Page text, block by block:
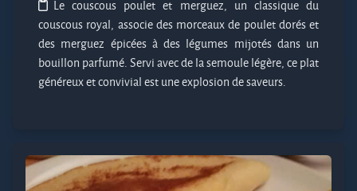
Le couscous poulet et merguez, un classique du
couscous royal, associe des morceaux de poulet dorés et
des merguez épicées à des légumes mijotés dans un
bouillon parfumé. Servi avec de la semoule légère, ce plat
généreux et convivial est une explosion de saveurs.